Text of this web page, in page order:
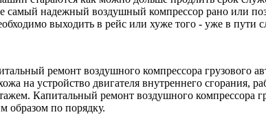
самый надежный воздушный компрессор рано или
выходить в рейс или хуже того - уже в пути
ремонт воздушного компрессора грузового
на устройство двигателя внутреннего сгорания,
Капитальный ремонт воздушного компрессора
образом по порядку.